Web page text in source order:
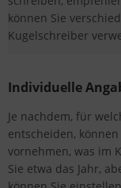
können Sie
Kugelschreiber
Individuelle
Je nachdem, für
entscheiden,
vornehmen, was im
Sie etwa das Jahr,